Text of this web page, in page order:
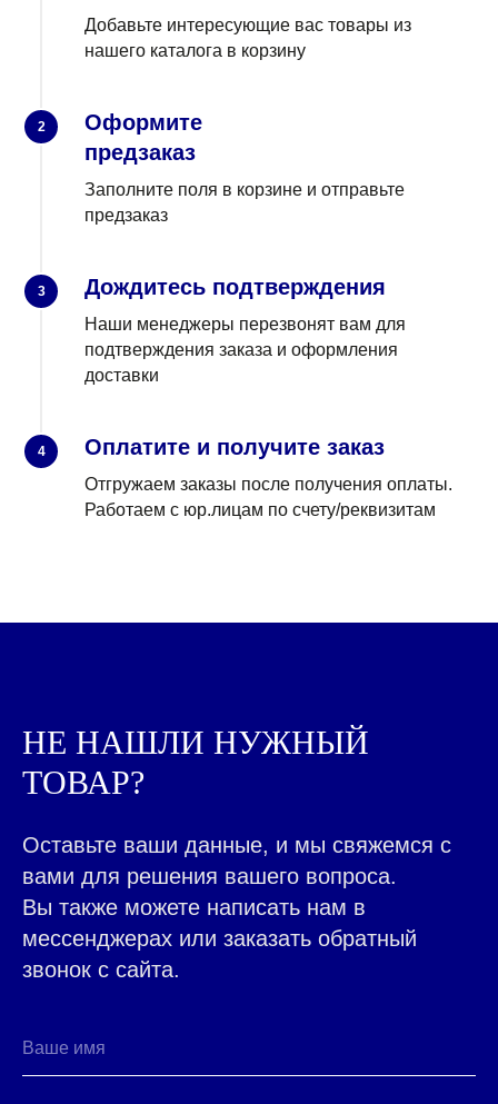
Добавьте интересующие вас товары из
нашего каталога в корзину
2
Оформите
предзаказ
Заполните поля в корзине и отправьте
предзаказ
3 Дождитесь подтверждения
Наши менеджеры перезвонят вам для
подтверждения заказа и оформления
доставки
4 Оплатите и получите заказ
Отгружаем заказы после получения оплаты.
Работаем с юр.лицам по счету/реквизитам
НЕ НАШЛИ НУЖНЫЙ
ТОВАР?
Оставьте ваши данные, и мы свяжемся с
вами для решения вашего вопроса.
Вы также можете написать нам в
мессенджерах или заказать обратный
звонок с сайта.
НАВЕРХ
пн-вск 8-20
Москва, 5-й Донской пр-д,19